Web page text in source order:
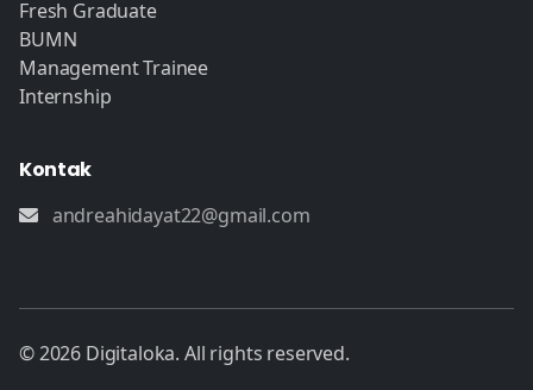
Fresh Graduate
BUMN
Management Trainee
Internship
Kontak
andreahidayat22@gmail.com
© 2026 Digitaloka. All rights reserved.